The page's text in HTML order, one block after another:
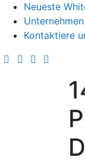
Neueste
Kontaktiere